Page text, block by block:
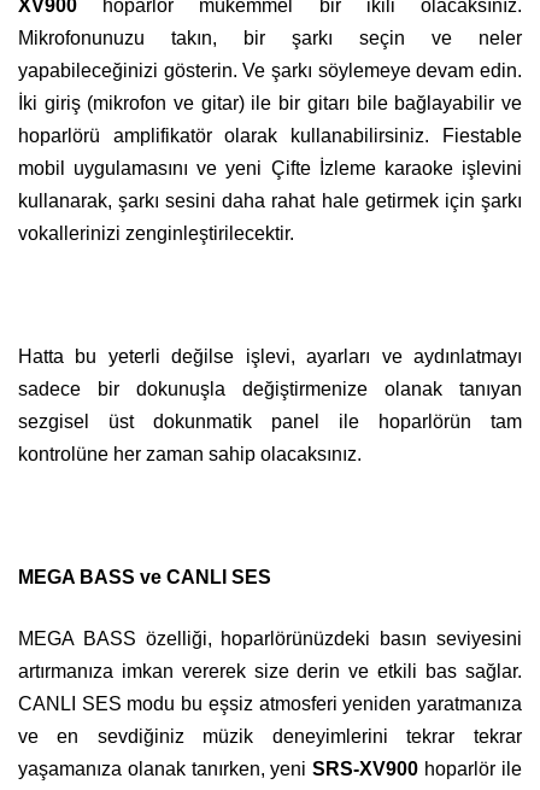
XV900 hoparlör mükemmel bir ikili olacaksınız.
Mikrofonunuzu takın, bir şarkı seçin ve neler
yapabileceğinizi gösterin. Ve şarkı söylemeye devam edin.
İki giriş (mikrofon ve gitar) ile bir gitarı bile bağlayabilir ve
hoparlörü amplifikatör olarak kullanabilirsiniz. Fiestable
mobil uygulamasını ve yeni Çifte İzleme karaoke işlevini
kullanarak, şarkı sesini daha rahat hale getirmek için şarkı
vokallerinizi zenginleştirilecektir.
Hatta bu yeterli değilse işlevi, ayarları ve aydınlatmayı
sadece bir dokunuşla değiştirmenize olanak tanıyan
sezgisel üst dokunmatik panel ile hoparlörün tam
kontrolüne her zaman sahip olacaksınız.
MEGA BASS ve CANLI SES
MEGA BASS özelliği, hoparlörünüzdeki basın seviyesini
artırmanıza imkan vererek size derin ve etkili bas sağlar.
CANLI SES modu bu eşsiz atmosferi yeniden yaratmanıza
ve en sevdiğiniz müzik deneyimlerini tekrar tekrar
yaşamanıza olanak tanırken, yeniSRS-XV900 hoparlör ile